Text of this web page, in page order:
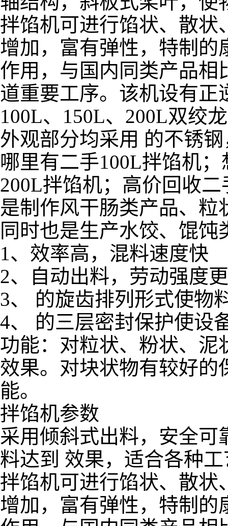
拌馅机可进行馅状、散状
增加，富有弹性，特制的
作用，与国内同类产品相
道重要工序。该机设有
100L、150L、200L双绞
外观部分均采用 的不锈
哪里有二手100L拌馅机
200L拌馅机；高价回收
是制作风干肠类产品、
同时也是生产水饺、馄
1、效率高，混料速度快
2、自动出料，劳动强度
3、 的旋齿排列形式使物
4、 的三层密封保护使设
功能：对粒状、粉状、泥
效果。对块状物有较好的
能。
拌馅机参数
采用倾斜式出料，安全
料达到 效果，适合各种
拌馅机可进行馅状、散状
增加，富有弹性，特制的